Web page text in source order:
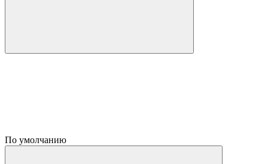
По умолчанию